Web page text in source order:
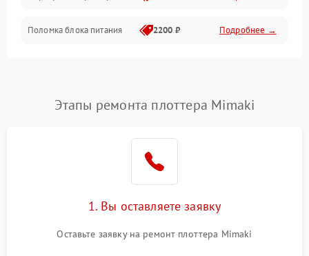
Интерфейсы
Поломка блока питания 2200 ₽ Подробнее →
Этапы ремонта плоттера Mimaki
1. Вы оставляете заявку
Оставьте заявку на ремонт плоттера Mimaki